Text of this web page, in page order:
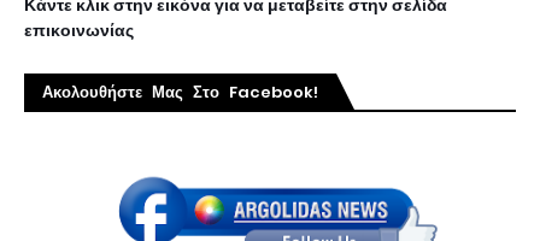
Κάντε κλικ στην εικόνα για να μεταβείτε στην σελίδα
επικοινωνίας
Ακολουθήστε Μας Στο Facebook!